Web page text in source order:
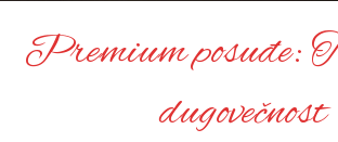
Premium posuđe:
dugovečnost